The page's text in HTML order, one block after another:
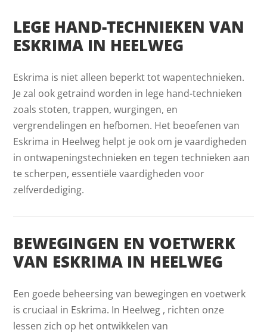
LEGE HAND-TECHNIEKEN VAN
ESKRIMA IN HEELWEG
Eskrima is niet alleen beperkt tot wapentechnieken.
Je zal ook getraind worden in lege hand-technieken
zoals stoten, trappen, wurgingen, en
vergrendelingen en hefbomen. Het beoefenen van
Eskrima in Heelweg helpt je ook om je vaardigheden
in ontwapeningstechnieken en tegen technieken aan
te scherpen, essentiële vaardigheden voor
zelfverdediging.
BEWEGINGEN EN VOETWERK
VAN ESKRIMA IN HEELWEG
Een goede beheersing van bewegingen en voetwerk
is cruciaal in Eskrima. In Heelweg , richten onze
lessen zich op het ontwikkelen van